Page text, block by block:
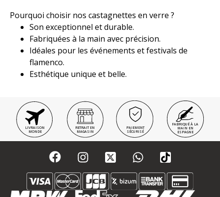
Pourquoi choisir nos castagnettes en verre ?
Son exceptionnel et durable.
Fabriquées à la main avec précision.
Idéales pour les événements et festivals de
flamenco.
Esthétique unique et belle.
LIVRAISON
MONDE
RETRAIT EN
MAGASIN
PAIEMENT
SÉCURISÉ
FABRIQUÉ À LA
MAIN EN
ESPAGNE